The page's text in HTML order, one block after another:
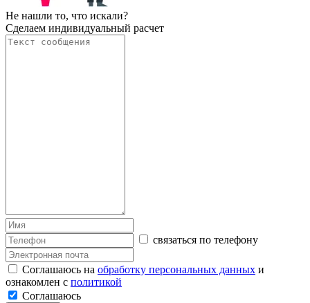
Не нашли то, что искали?
Сделаем индивидуальный расчет
связаться по телефону
Соглашаюсь на обработку персональных данных и
ознакомлен с политикой
Соглашаюсь